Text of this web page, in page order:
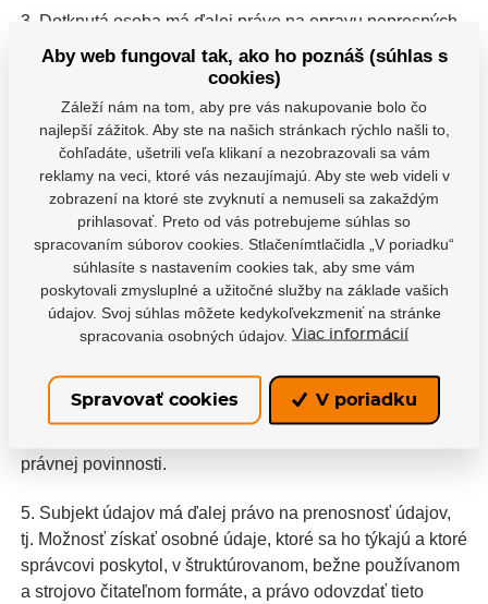
3. Dotknutá osoba má ďalej právo na opravu nepresných
osobných údajov, ktoré sa ho týkajú, teda môže upozorniť
prevádzkovateľa údajov na to, že spracováva nepresné
údaje a požiadať ho o opravu svojich osobných údajov. V
takom prípade je povinnosťou správcu zaoberať sa jeho
žiadostí.
4. Dotknutá osoba má ďalej právo na vymazanie, tj.
Správca je povinný zlikvidovať jeho osobné údaje, ak je
splnená aspoň jedna podmienka:- osobné údaje už nie sú
potrebné na účely, na ktoré boli zhromaždené alebo inak
spracované,- v prípade, že subjekt údajov súhlas odvolá a
neexistuje žiadny ďalší právny dôvod pre spracovanie,- v
spracovaniu a neexistujú žiadne prevažujúcou oprávnené
dôvody pre spracovanie,- osobné údaje boli spracované
právnej povinnosti.
5. Subjekt údajov má ďalej právo na prenosnosť údajov,
tj. Možnosť získať osobné údaje, ktoré sa ho týkajú a ktoré
správcovi poskytol, v štruktúrovanom, bežne používanom
a strojovo čitateľnom formáte, a právo odovzdať tieto
Aby web fungoval tak, ako ho poznáš (súhlas s
cookies)
Záleží nám na tom, aby pre vás nakupovanie bolo čo
najlepší zážitok. Aby ste na našich stránkach rýchlo našli to,
čohľadáte, ušetrili veľa klikaní a nezobrazovali sa vám
reklamy na veci, ktoré vás nezaujímajú. Aby ste web videli v
zobrazení na ktoré ste zvyknutí a nemuseli sa zakaždým
prihlasovať. Preto od vás potrebujeme súhlas so
spracovaním súborov cookies. Stlačenímtlačidla „V poriadku“
súhlasíte s nastavením cookies tak, aby sme vám
poskytovali zmysluplné a užitočné služby na základe vašich
údajov. Svoj súhlas môžete kedykoľvekzmeniť na stránke
spracovania osobných údajov. Viac informácií
Spravovať cookies V poriadku